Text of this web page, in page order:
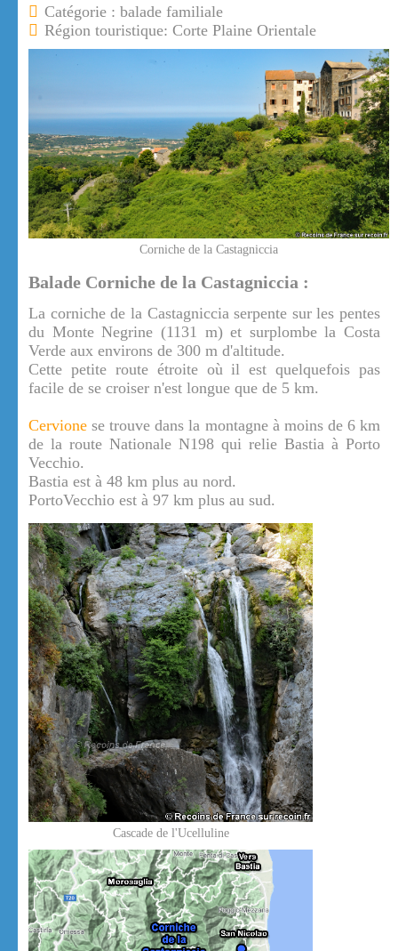
Catégorie : balade familiale
Région touristique: Corte Plaine Orientale
Corniche de la Castagniccia
Balade Corniche de la Castagniccia :
La corniche de la Castagniccia serpente sur les pentes
du Monte Negrine (1131 m) et surplombe la Costa
Verde aux environs de 300 m d'altitude.
Cette petite route étroite où il est quelquefois pas
facile de se croiser n'est longue que de 5 km.
Cervione se trouve dans la montagne à moins de 6 km
de la route Nationale N198 qui relie Bastia à Porto
Vecchio.
Bastia est à 48 km plus au nord.
PortoVecchio est à 97 km plus au sud.
Cascade de l'Ucelluline